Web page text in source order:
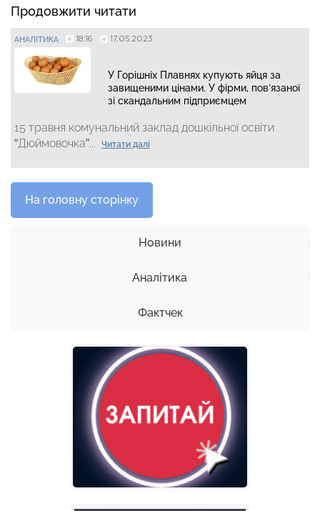
Продовжити читати
АНАЛІТИКА 18:16 17.05.2023
У Горішніх Плавнях купують яйця за
завищеними цінами. У фірми, пов’язаної
зі скандальним підприємцем
15 травня комунальний заклад дошкільної освіти
“Дюймовочка”...
Читати далі
На головну сторінку
Новини
Аналітика
Фактчек